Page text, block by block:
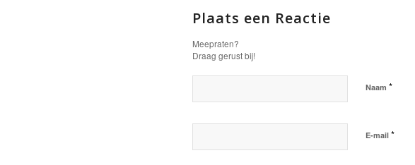
Plaats een Reactie
Meepraten?
Draag gerust bij!
Naam *
E-mail *